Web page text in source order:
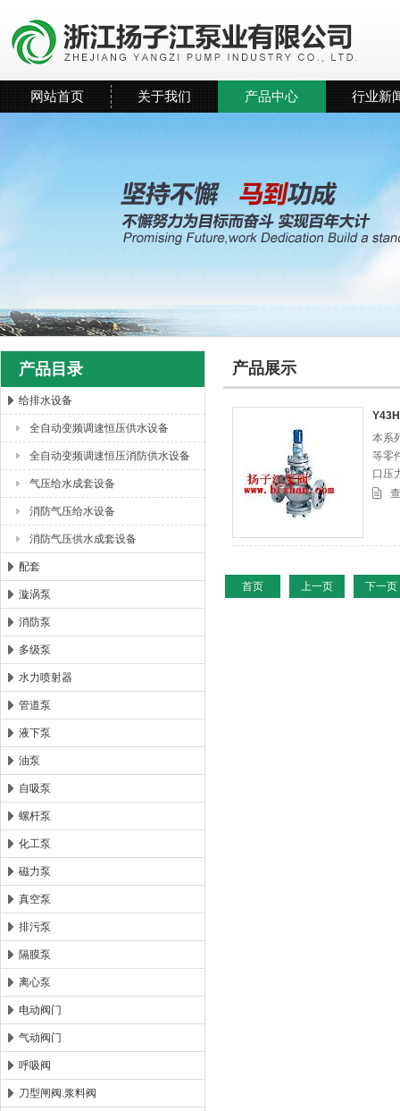
浙江扬子江泵业有限公司
网站首页 关于我们 产品中心 行业新
产品目录
给排水设备
全自动变频调速恒压供水设备
全自动变频调速恒压消防供水设备
气压给水成套设备
消防气压给水设备
消防气压供水成套设备
配套
漩涡泵
消防泵
多级泵
水力喷射器
管道泵
液下泵
油泵
自吸泵
螺杆泵
化工泵
磁力泵
真空泵
排污泵
隔膜泵
离心泵
电动阀门
气动阀门
呼吸阀
刀型闸阀.浆料阀
产品展示
本系
等零
口压
压稳
首页 上一页 下一页